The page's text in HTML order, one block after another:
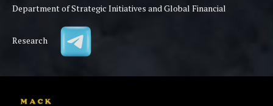
Department of Strategic Initiatives and Global Financial
Research